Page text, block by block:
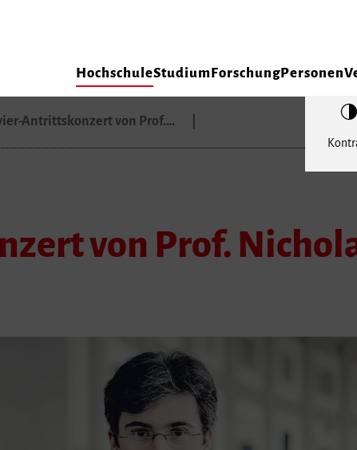
HochschuleStudiumForschungPersonen
Antrittskonzert von Prof.…
von Prof.